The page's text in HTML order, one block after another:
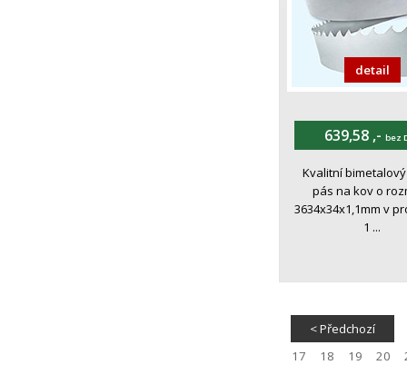
detail
639,58 ,- bez
Kvalitní
pás na kov o
3634x34x1,1mm v
1 ...
< Předchozí
17
18 19 20